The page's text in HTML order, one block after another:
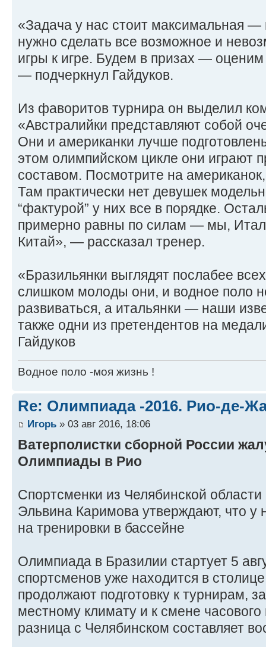
«Задача у нас стоит максимальная —
нужно сделать все возможное и
игры к игре. Будем в призах —
— подчеркнул Гайдуков.
Из фаворитов турнира он выделил
«Австралийки представляют собой
Они и американки лучше
этом олимпийском цикле они играют
составом. Посмотрите на
Там практически нет девушек
“фактурой” у них все в порядке.
примерно равны по силам — мы,
Китай», — рассказал тренер.
«Бразильянки выглядят послабее
слишком молоды они, и водное поло
развиваться, а итальянки — наши
также одни из претендентов на
Гайдуков
Водное поло -моя жизнь !
Re: Олимпиада -2016. Рио-де-
Игорь » 03 авг 2016, 18:06
Ватерполистки сборной России
Олимпиады в Рио
Спортсменки из Челябинской
Эльвина Каримова утверждают, что у
на тренировки в бассейне
Олимпиада в Бразилии стартует 5
спортсменов уже находится в
продолжают подготовку к турнирам,
местному климату и к смене
разница с Челябинском составляет